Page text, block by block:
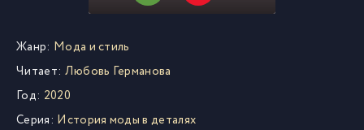
Жанр: Мода и стиль
Читает: Любовь Германова
Год: 2020
Серия: История моды в деталях